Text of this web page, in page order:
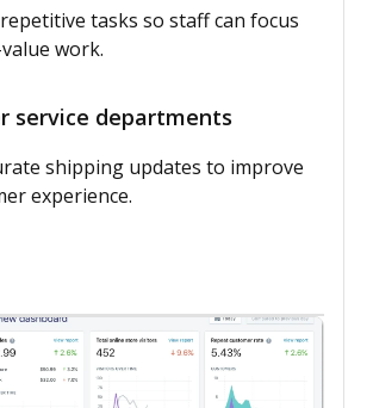
tasks so staff can focus
work.
service departments
shipping updates to improve
experience.